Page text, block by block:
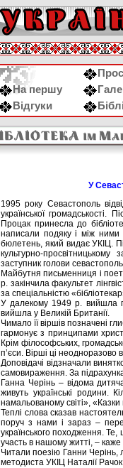
На першу
Відгуки
У
1995 року Севастополь
української
Процак принесла до
написали подяку і між
бюлетень, який видає УКІЦ.
культурно-просвітницькому
заступник голови
Майбутня письменниця і
р. закінчила факультет
за спеціальністю
У далекому 1949 р. вийшла
вийшла у Великій Британії.
Чимало її віршів позначені
гармонує з принципами
Крім філософських,
п’єси. Вірші ці неодноразово
Доповідачі відзначали
самовираження. За
Ганна Черінь – відома
живуть українські родини.
намальованому світі»,
Теплі слова сказав
поруч з нами і зараз –
українського походження. Те,
участь в нашому житті, –
Читали поезію Ганни Черінь,
методиста УКІЦ Наталії